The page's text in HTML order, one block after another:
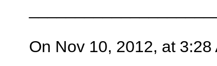
On Nov 10, 2012, at